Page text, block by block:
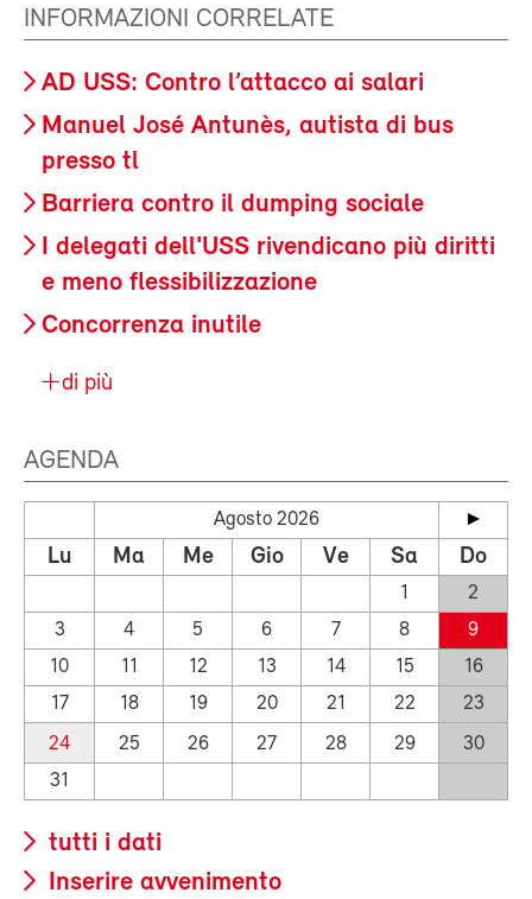
INFORMAZIONI CORRELATE
AD USS: Contro l’attacco ai salari
Manuel José Antunès, autista di bus
presso tl
Barriera contro il dumping sociale
I delegati dell'USS rivendicano più diritti
e meno flessibilizzazione
Concorrenza inutile
di più
AGENDA
Agosto 2026
Lu Ma Me Gio Ve Sa Do
1
2
3
4 5 6 7 8
9
10
11 12 13 14 15
16
17
18 19 20 21 22
23
24
25 26 27 28 29
30
31
tutti i dati
Inserire avvenimento